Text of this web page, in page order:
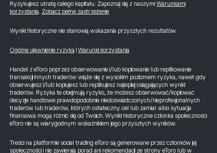
Ryzykujesz utratę całego kapitału. Zapoznaj się z naszymi Warunkami
korzystania. Zobacz pełne zastrzeżenie
Wyniki historyczne nie stanowią wskazania przyszłych rezultatów.
Ogólne ujawnienie ryzyka Warunki korzystania
Handel z eToro poprzez obserwowanie i/lub kopiowanie lub replikowanie
transakcji innych traderów wiąże się z wysokim poziomem ryzyka, nawet gdy
obserwujesz i/lub kopiujesz lub replikujesz najlepiej osiągających wyniki
traderów. Ryzyka te obejmują ryzyko, że możesz obserwować/kopiować
decyzje handlowe prawdopodobnie niedoświadczonych/nieprofesjonalnych
traderów lub traderów, których ostateczny cel lub zamiar albo sytuacja
finansowa mogą różnić się od Twoich. Wyniki historyczne członka społeczności
eToro nie są wiarygodnym wskaźnikiem jego przyszłych wyników.
Treści na platformie social trading eToro są generowane przez członków jej
społeczności i nie zawierają porad ani rekomendacji ze strony eToro lub w